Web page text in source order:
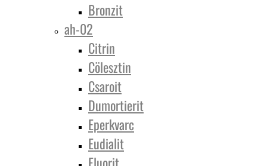
Bronzit
ah-02
Citrin
Cölesztin
Csaroit
Dumortierit
Eperkvarc
Eudialit